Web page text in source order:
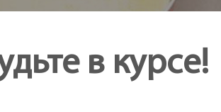
в курсе!